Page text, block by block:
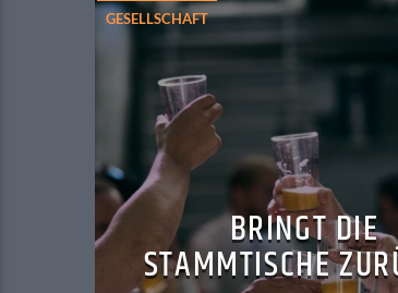
GESELLSCHAFT
BRINGT DIE
STAMMTISCHE